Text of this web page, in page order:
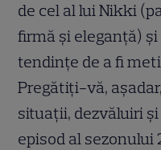
de cel al lui Nikki
firmă şi eleganţă)
tendinţe de a fi
Pregătiți-vă,
situații, dezvăluiri
episod al sezonului